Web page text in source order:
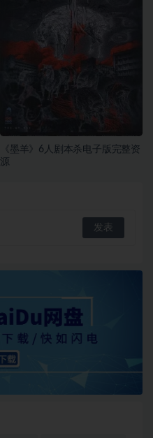
《墨羊》6人剧本杀电子版完整资
源